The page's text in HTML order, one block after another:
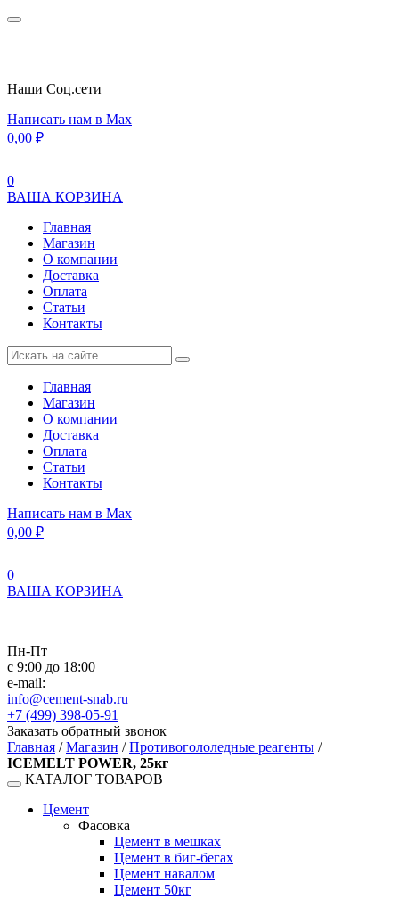
Наши Cоц.сети
Написать нам в Max
0,00 ₽
0
ВАША КОРЗИНА
Главная
Магазин
О компании
Доставка
Оплата
Статьи
Контакты
Главная
Магазин
О компании
Доставка
Оплата
Статьи
Контакты
Написать нам в Max
0,00 ₽
0
ВАША КОРЗИНА
Пн-Пт
с 9:00 до 18:00
e-mail:
info@cement-snab.ru
+7 (499) 398-05-91
Заказать обратный звонок
Главная /Магазин /Противогололедные реагенты /
ICEMELT POWER, 25кг
КАТАЛОГ ТОВАРОВ
Цемент
Фасовка
Цемент в мешках
Цемент в биг-бегах
Цемент навалом
Цемент 50кг